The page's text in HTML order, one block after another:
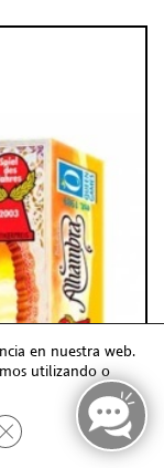
en nuestra web.
utilizando o
Cerrar el banner de